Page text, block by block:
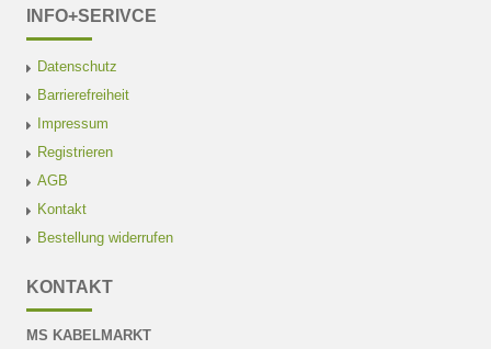
INFO+SERIVCE
Datenschutz
Barrierefreiheit
Impressum
Registrieren
AGB
Kontakt
Bestellung widerrufen
KONTAKT
MS KABELMARKT